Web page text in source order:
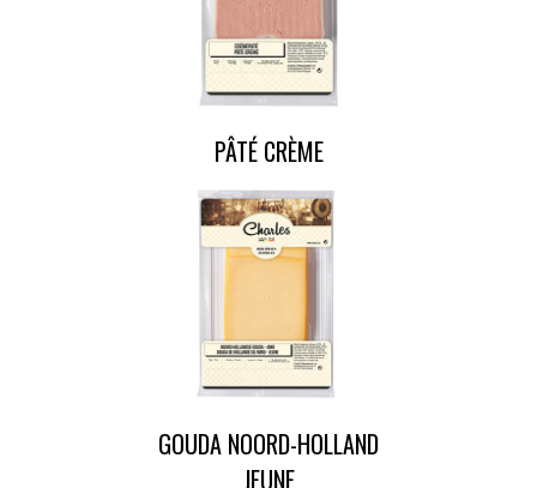
PÂTÉ CRÈME
GOUDA NOORD-HOLLAND
JEUNE